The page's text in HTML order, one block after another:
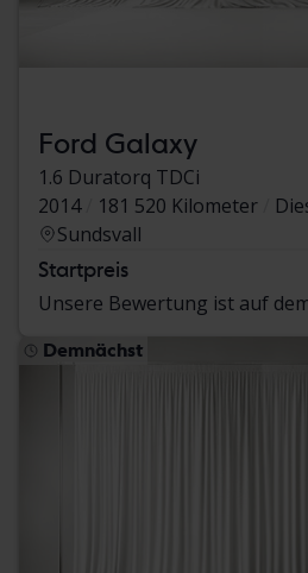
Ford Galaxy
1.6 Duratorq TDCi
2014
181 520 Kilometer
Sundsvall
Startpreis
Unsere Bewertung ist auf
Demnächst